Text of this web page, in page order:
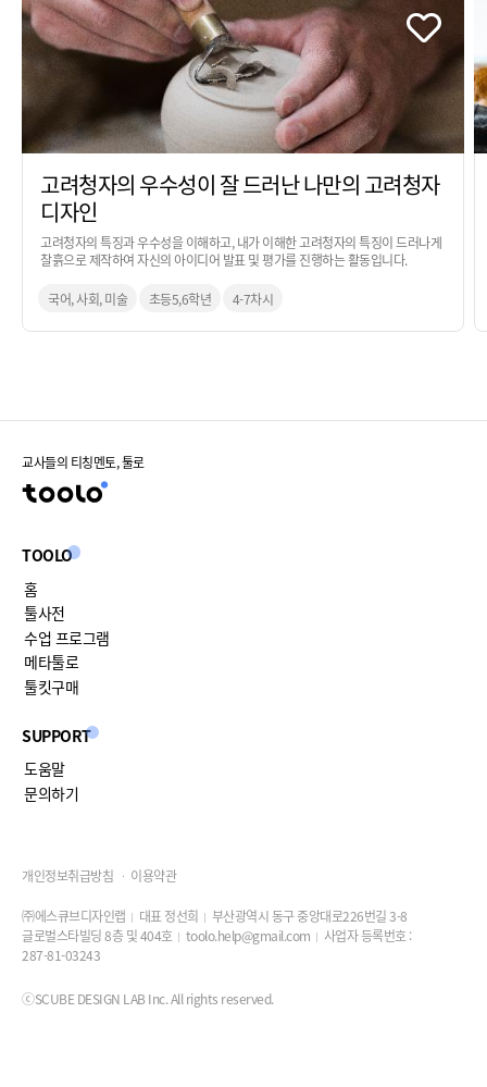
고려청자의 우수성이 잘 드러난 나만의 고려청자
디자인
고려청자의 특징과 우수성을 이해하고, 내가 이해한 고려청자의 특징이 드러나게
찰흙으로 제작하여 자신의 아이디어 발표 및 평가를 진행하는 활동입니다.
국어, 사회, 미술 초등5,6학년 4-7차시
교사들의 티칭멘토, 툴로
TOOLO
홈
툴사전
수업 프로그램
메타툴로
툴킷구매
SUPPORT
도움말
문의하기
개인정보취급방침 이용약관
㈜에스큐브디자인랩 대표 정선희
부산광역시 동구 중앙대로226번길 3-8
글로벌스타빌딩 8층 및 404호
toolo.help@gmail.com
사업자 등록번호 :
287-81-03243
ⓒSCUBE DESIGN LAB Inc. All rights reserved.